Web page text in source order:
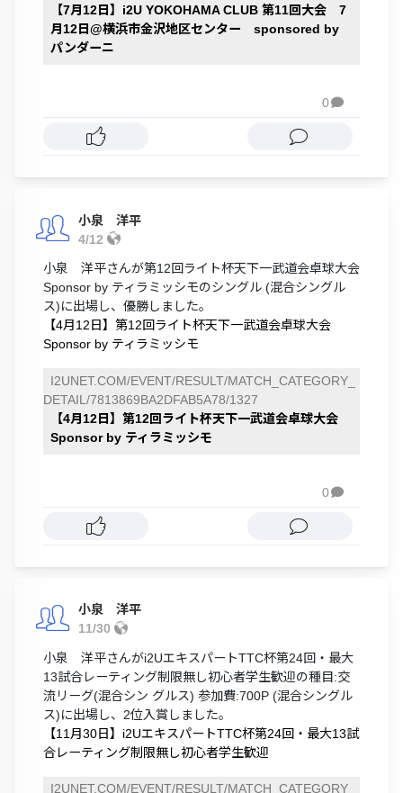
【7月12日】i2U YOKOHAMA CLUB 第11回大会 7
月12日@横浜市金沢地区センター sponsored by
パンダーニ
0
小泉 洋平
4/12
小泉 洋平さんが第12回ライト杯天下一武道会卓球大会
Sponsor by ティラミッシモのシングル (混合シングル
ス)に出場し、優勝しました。
【4月12日】第12回ライト杯天下一武道会卓球大会
Sponsor by ティラミッシモ
I2UNET.COM/EVENT/RESULT/MATCH_CATEGORY_
DETAIL/7813869BA2DFAB5A78/1327
【4月12日】第12回ライト杯天下一武道会卓球大会
Sponsor by ティラミッシモ
0
小泉 洋平
11/30
小泉 洋平さんがi2UエキスパートTTC杯第24回・最大
13試合レーティング制限無し初心者学生歓迎の種目:交
流リーグ(混合シン グルス) 参加費:700P (混合シングル
ス)に出場し、2位入賞しました。
【11月30日】i2UエキスパートTTC杯第24回・最大13試
合レーティング制限無し初心者学生歓迎
I2UNET.COM/EVENT/RESULT/MATCH_CATEGORY_